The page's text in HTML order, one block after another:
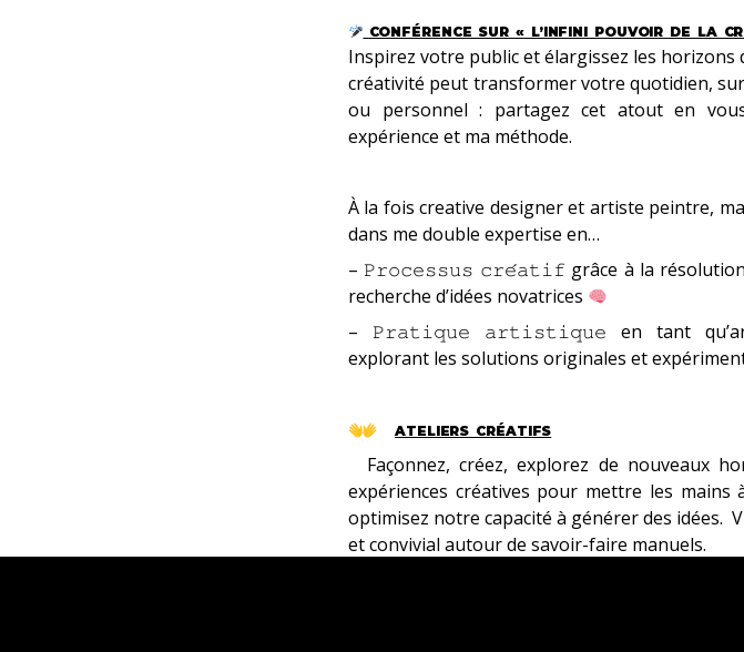
CONFÉRENCE SUR « L’INFINI POUVOIR DE LA
Inspirez votre public et élargissez les horizons
créativité peut transformer votre quotidien,
ou personnel : partagez cet atout en
expérience et ma méthode.
À la fois creative designer et artiste peintre,
dans me double expertise en…
– 𝙿𝚛𝚘𝚌𝚎𝚜𝚜𝚞𝚜 𝚌𝚛𝚎́𝚊𝚝𝚒𝚏 grâce à la
recherche d’idées novatrices
– 𝙿𝚛𝚊𝚝𝚒𝚚𝚞𝚎 𝚊𝚛𝚝𝚒𝚜𝚝𝚒𝚚𝚞𝚎 en tant
explorant les solutions originales et
ATELIERS CRÉATIFS
Façonnez, créez, explorez de nouveaux
expériences créatives pour mettre les mains
optimisez notre capacité à générer des idées.
et convivial autour de savoir-faire manuels.